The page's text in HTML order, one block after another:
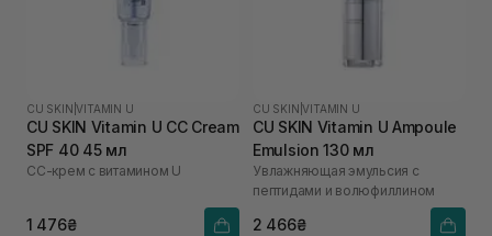
CU SKIN |VITAMIN U
CU SKIN Vitamin U CC Cream
SPF 40 45 мл
СС-крем с витамином U
1 476₴
CU SKIN |VITAMIN U
CU SKIN Vitamin U Ampoule
Emulsion 130 мл
Увлажняющая эмульсия с
пептидами и волюфиллином
2 466₴